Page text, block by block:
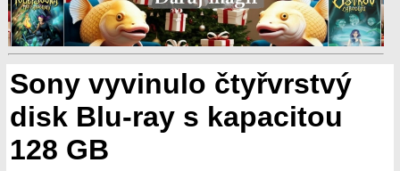
Sony vyvinulo čtyřvrstvý
disk Blu-ray s kapacitou
128 GB